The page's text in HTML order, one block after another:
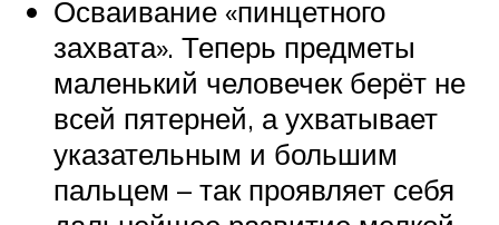
Осваивание «пинцетного
захвата». Теперь предметы
маленький человечек берёт не
всей пятерней, а ухватывает
указательным и большим
пальцем – так проявляет себя